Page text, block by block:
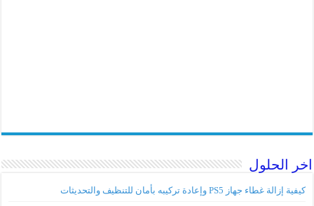
اخر الحلول
كيفية إزالة غطاء جهاز PS5 وإعادة تركيبه بأمان للتنظيف والتحديثات